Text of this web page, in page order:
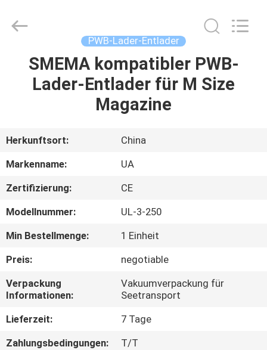
HAUS
ÜBER
UNS
FABRIK-
AUSFLUG
QUALITÄTSKONTROLLE
TRETEN
SIE
MIT
LIMITED.
PWB-Lader-Entlader
SMEMA kompatibler PWB-
Lader-Entlader für M Size
Magazine
Herkunftsort:
China
Markenname:
UA
Zertifizierung:
CE
Modellnummer:
UL-3-250
Min Bestellmenge:
1 Einheit
Preis:
negotiable
Verpackung
Informationen:
Vakuumverpackung für
Seetransport
Lieferzeit:
7 Tage
Zahlungsbedingungen:
T/T